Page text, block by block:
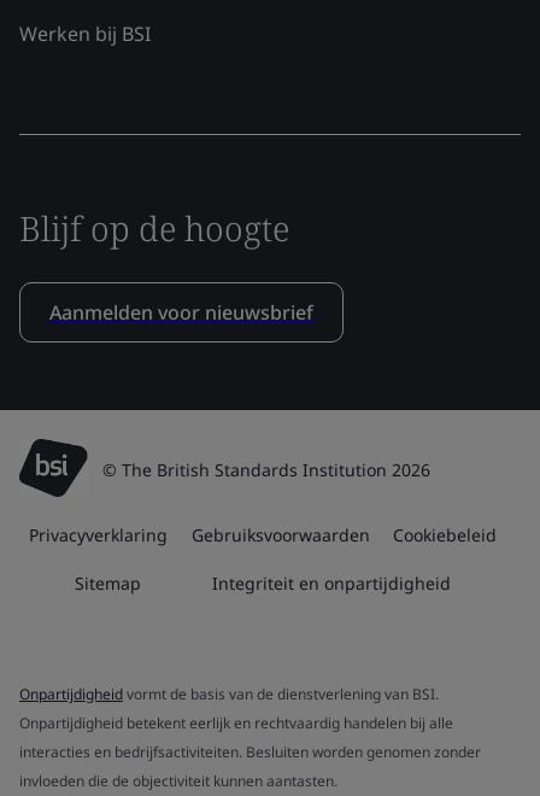
Werken bij BSI
Blijf op de hoogte
Aanmelden voor nieuwsbrief
© The British Standards Institution 2026
Privacyverklaring Gebruiksvoorwaarden Cookiebeleid
Sitemap Integriteit en onpartijdigheid
Onpartijdigheidvormt de basis van de dienstverlening van BSI.
Onpartijdigheid betekent eerlijk en rechtvaardig handelen bij alle
interacties en bedrijfsactiviteiten. Besluiten worden genomen zonder
invloeden die de objectiviteit kunnen aantasten.